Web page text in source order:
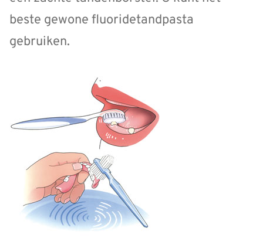
beste gewone fluoridetandpasta
gebruiken.